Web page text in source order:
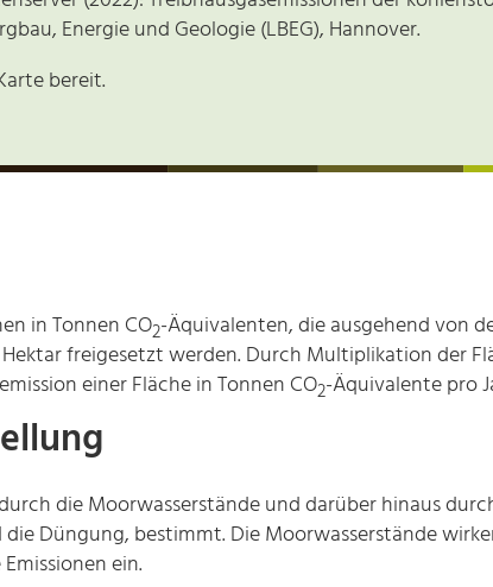
Energie und Geologie (LBEG), Hannover.
bereit.
in Tonnen CO2-Äquivalenten, die ausgehend von
freigesetzt werden. Durch Multiplikation der
einer Fläche in Tonnen CO2-Äquivalente pro
die Moorwasserstände und darüber hinaus
Düngung, bestimmt. Die Moorwasserstände
ein.